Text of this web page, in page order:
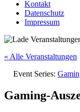
Kontakt
Datenschutz
Impressum
« Alle Veranstaltungen
Event Series:
Gaming-